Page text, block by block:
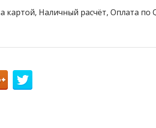
картой, Наличный расчёт, Оплата по